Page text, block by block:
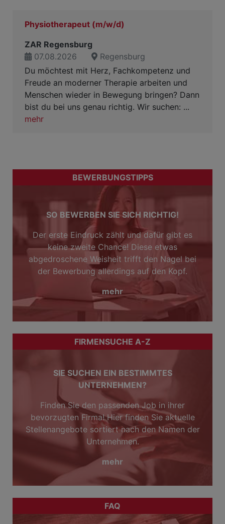
Physiotherapeut (m/w/d)
ZAR Regensburg
07.08.2026
Regensburg
Du möchtest mit Herz, Fachkompetenz und
Freude an moderner Therapie arbeiten und
Menschen wieder in Bewegung bringen? Dann
bist du bei uns genau richtig. Wir suchen: ...
mehr
BEWERBUNGSTIPPS
SO BEWERBEN SIE SICH RICHTIG!
Der erste Eindruck zählt und dafür gibt es
keine zweite Chance! Diese etwas
abgedroschene Weisheit trifft den Nagel bei
der Bewerbung allerdings auf den Kopf.
mehr
FIRMENSUCHE A-Z
SIE SUCHEN EIN BESTIMMTES
UNTERNEHMEN?
Finden Sie den passenden Job in ihrer
bevorzugten Firma! Hier finden Sie aktuelle
Stellenangebote sortiert nach den Namen der
Unternehmen.
mehr
FAQ